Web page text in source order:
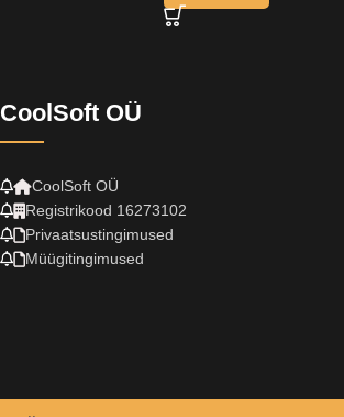
CoolSoft OÜ
CoolSoft OÜ
Registrikood 16273102
Privaatsustingimused
Müügitingimused